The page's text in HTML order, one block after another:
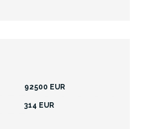
92500 EUR
314 EUR